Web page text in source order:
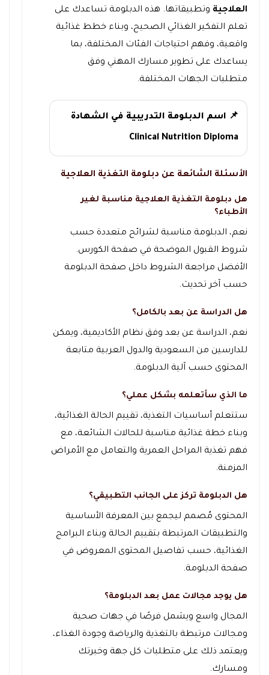
العلاجية وتطبيقاتها. هذه الدبلومة تساعدك على
تعلم التفكير الغذائي الصحيح، وبناء خطط غذائية
واقعية، وفهم احتياجات الفئات المختلفة، بما
يساعدك على تطوير مسارك المهني وفق
متطلبات الجهات المختلفة.
📌 اسم الدبلومة التدريبية في الشهادة
Clinical Nutrition Diploma
الأسئلة الشائعة عن دبلومة التغذية العلاجية
هل دبلومة التغذية العلاجية مناسبة لغير
الأطباء؟
نعم، الدبلومة مناسبة لشرائح متعددة حسب
شروط القبول الموضحة في صفحة الكورس.
الأفضل مراجعة الشروط داخل صفحة الدبلومة
حسب آخر تحديث.
هل الدراسة عن بعد بالكامل؟
نعم، الدراسة عن بعد وفق نظام الأكاديمية، ويمكن
للدارسين من السعودية والدول العربية متابعة
المحتوى حسب آلية الدبلومة.
ما الذي سأتعلمه بشكل عملي؟
ستتعلم أساسيات التغذية، تقييم الحالة الغذائية،
وبناء خطة غذائية مناسبة للحالات الشائعة، مع
فهم تغذية المراحل العمرية والتعامل مع الأمراض
المزمنة.
هل الدبلومة تركز على الجانب التطبيقي؟
المحتوى مُصمم ليجمع بين المعرفة الأساسية
والتطبيقات المرتبطة بتقييم الحالة وبناء البرامج
الغذائية، حسب تفاصيل المحتوى المعروض في
صفحة الدبلومة.
هل يوجد مجالات عمل بعد الدبلومة؟
المجال واسع ويشمل فرصًا في جهات صحية
ومجالات مرتبطة بالتغذية والرياضة وجودة الغذاء،
ويعتمد ذلك على متطلبات كل جهة وخبرتك
ومسارك.